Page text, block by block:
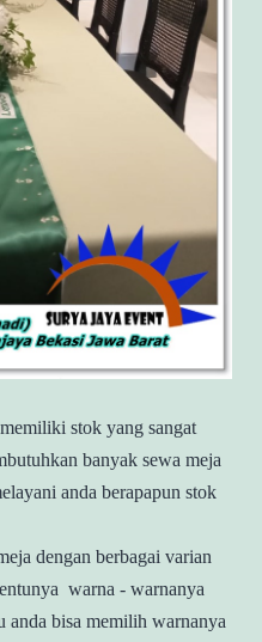
stok yang sangat
banyak sewa meja
anda berapapun stok
dengan berbagai varian
warna - warnanya
anda bisa memilih warnanya